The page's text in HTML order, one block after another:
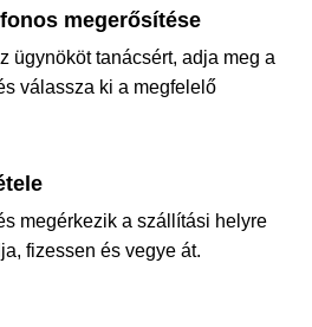
ügynököt tanácsért, adja meg a
válassza ki a megfelelő
megérkezik a szállítási helyre
fizessen és vegye át.